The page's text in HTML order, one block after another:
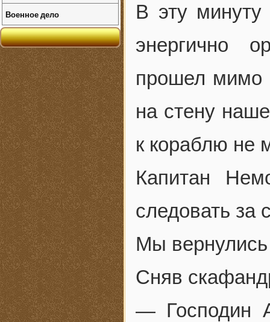
В эту
энергично
прошел мимо
на стену
к кораблю не
Капитан
следовать за
Мы вернулись
Сняв
— Господин
Военное дело